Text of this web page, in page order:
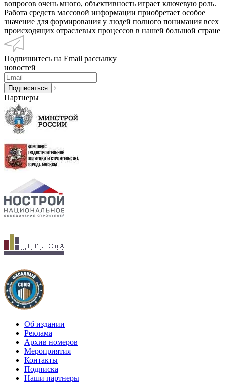
вопросов очень много, объективность играет ключевую роль.
Работа средств массовой информации приобретает особое
значение для формирования у людей полного понимания всех
происходящих отраслевых процессов в нашей большой стране
Подпишитесь на Email рассылку
новостей
Партнеры
Об издании
Реклама
Архив номеров
Мероприятия
Контакты
Подписка
Наши партнеры